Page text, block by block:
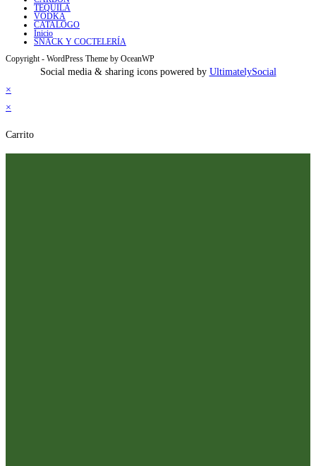
TEQUILA
VODKA
CATALOGO
Inicio
SNACK Y COCTELERÍA
Copyright - WordPress Theme by OceanWP
Social media & sharing icons powered by UltimatelySocial
×
×
Carrito